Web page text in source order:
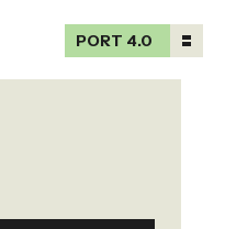
PORT 4.0
PORT 4.0